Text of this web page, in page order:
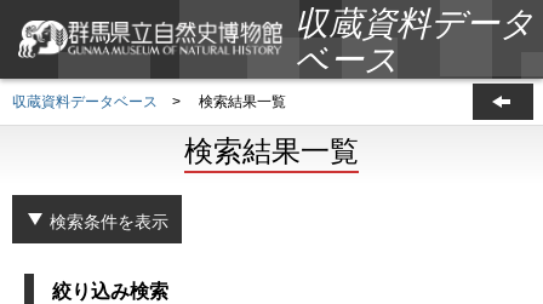
収蔵資料データ
ベース
収蔵資料データベース > 検索結果一覧
検索結果一覧
検索条件を表示
絞り込み検索